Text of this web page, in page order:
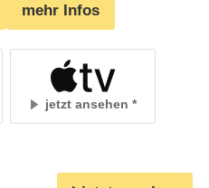
mehr Infos
jetzt ansehen